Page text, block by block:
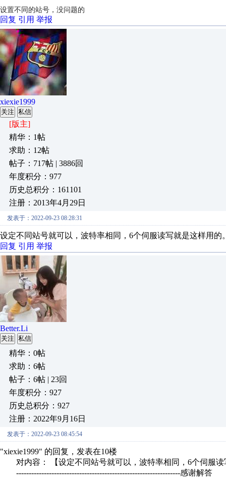
设置不同的站号，没问题的
回复 引用 举报
xiexie1999
关注 私信
[版主]
精华：1帖
求助：12帖
帖子：717帖 | 3886回
年度积分：977
历史总积分：161101
注册：2013年4月29日
发表于：2022-09-23 08:28:31
设定不同站号就可以，波特率相同，6个伺服读写就是这样用的
回复 引用 举报
Better.Li
关注 私信
精华：0帖
求助：6帖
帖子：6帖 | 23回
年度积分：927
历史总积分：927
注册：2022年9月16日
发表于：2022-09-23 08:45:54
"xiexie1999" 的回复，发表在10楼
对内容： 【设定不同站号就可以，波特率相同，6个伺服读
-----------------------------------------------------------------感谢解答